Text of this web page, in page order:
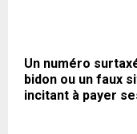
Un numéro
bidon ou un faux
incitant à payer